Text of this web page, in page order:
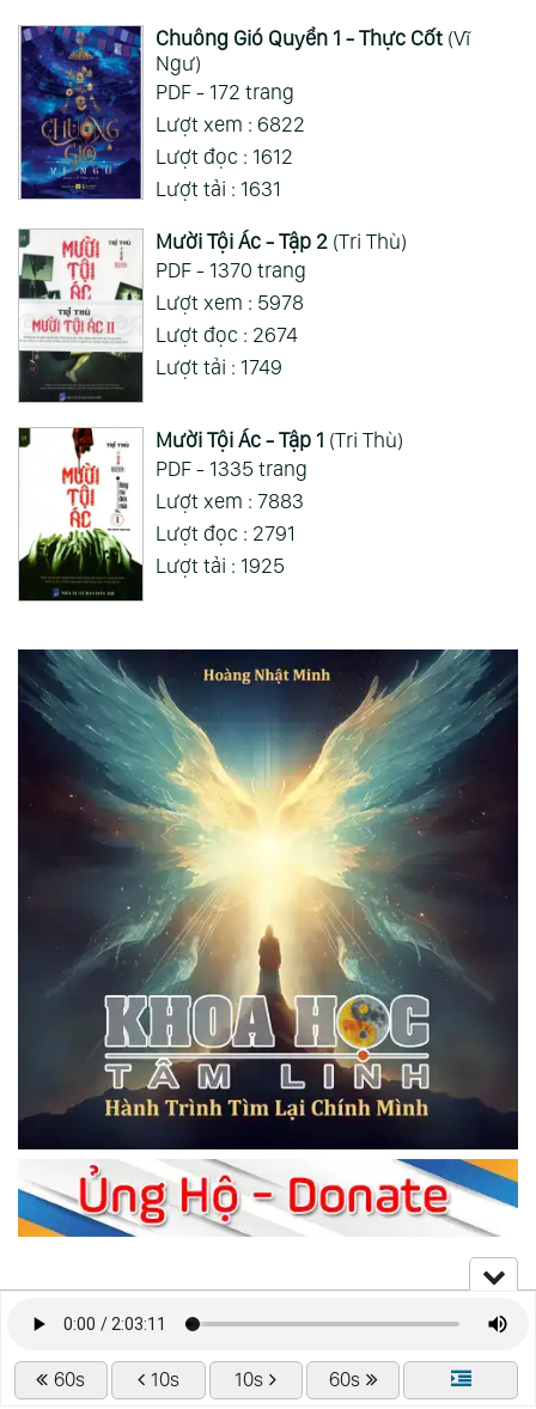
60s 10s 10s 60s
Chuông Gió Quyển 1 - Thực Cốt(Vĩ
Ngư)
PDF - 172 trang
Lượt xem : 6822
Lượt đọc : 1612
Lượt tải : 1631
Mười Tội Ác - Tập 2(Tri Thù)
PDF - 1370 trang
Lượt xem : 5978
Lượt đọc : 2674
Lượt tải : 1749
Mười Tội Ác - Tập 1 (Tri Thù)
PDF - 1335 trang
Lượt xem : 7883
Lượt đọc : 2791
Lượt tải : 1925